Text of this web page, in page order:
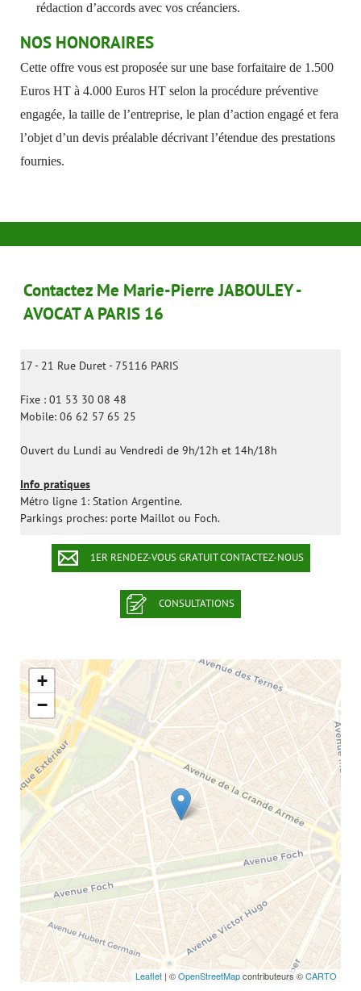
rédaction d’accords avec vos créanciers.
NOS HONORAIRES
Cette offre vous est proposée sur une base forfaitaire de 1.500
Euros HT à 4.000 Euros HT selon la procédure préventive
engagée, la taille de l’entreprise, le plan d’action engagé et fera
l’objet d’un devis préalable décrivant l’étendue des prestations
fournies.
Contactez Me Marie-Pierre JABOULEY -
AVOCAT A PARIS 16
17 - 21 Rue Duret - 75116 PARIS
Fixe : 01 53 30 08 48
Mobile: 06 62 57 65 25
Ouvert du Lundi au Vendredi de 9h/12h et 14h/18h
Info pratiques
Métro ligne 1: Station Argentine.
Parkings proches: porte Maillot ou Foch.
1ER RENDEZ-VOUS GRATUIT CONTACTEZ-NOUS
CONSULTATIONS
+
−
Leaflet | ©OpenStreetMapcontributeurs ©CARTO